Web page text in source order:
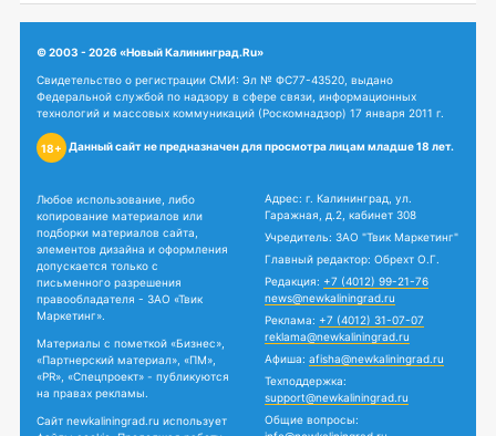
© 2003 - 2026 «Новый Калининград.Ru»
Свидетельство о регистрации СМИ: Эл № ФС77-43520, выдано
Федеральной службой по надзору в сфере связи, информационных
технологий и массовых коммуникаций (Роскомнадзор) 17 января 2011 г.
18+ Данный сайт не предназначен для просмотра лицам младше 18 лет.
Любое использование, либо
копирование материалов или
подборки материалов сайта,
элементов дизайна и оформления
допускается только с
письменного разрешения
правообладателя - ЗАО «Твик
Маркетинг».
Материалы с пометкой «Бизнес»,
«Партнерский материал», «ПМ»,
«PR», «Спецпроект» - публикуются
на правах рекламы.
Сайт newkaliningrad.ru использует
Адрес: г. Калининград, ул.
Гаражная, д.2, кабинет 308
Учредитель: ЗАО "Твик Маркетинг"
Главный редактор: Обрехт О.Г.
Редакция: +7 (4012) 99-21-76
news@newkaliningrad.ru
Реклама: +7 (4012) 31-07-07
reklama@newkaliningrad.ru
Афиша: afisha@newkaliningrad.ru
Техподдержка:
support@newkaliningrad.ru
Общие вопросы: